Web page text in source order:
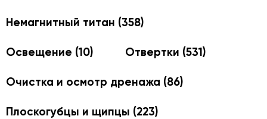
Немагнитный титан (358)
Освещение (10) Отвертки (531)
Очистка и осмотр дренажа (86)
Плоскогубцы и щипцы (223)